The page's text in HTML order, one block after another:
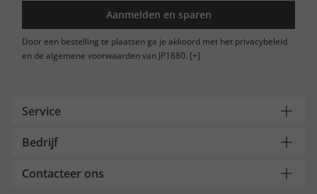
Aanmelden en sparen
Door een bestelling te plaatsen ga je akkoord met het privacybeleid
en de algemene voorwaarden van JP1880. [+]
Service
Bedrijf
Contacteer ons